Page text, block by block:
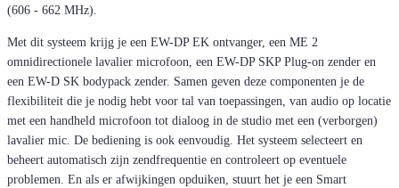
(606 - 662 MHz).
Met dit systeem krijg je een EW-DP EK ontvanger, een ME 2
omnidirectionele lavalier microfoon, een EW-DP SKP Plug-on zender en
een EW-D SK bodypack zender. Samen geven deze componenten je de
flexibiliteit die je nodig hebt voor tal van toepassingen, van audio op locatie
met een handheld microfoon tot dialoog in de studio met een (verborgen)
lavalier mic. De bediening is ook eenvoudig. Het systeem selecteert en
beheert automatisch zijn zendfrequentie en controleert op eventuele
problemen. En als er afwijkingen opduiken, stuurt het je een Smart